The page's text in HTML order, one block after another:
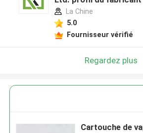
La Chine
5.0
Fournisseur vérifié
Regardez plus
Cartouche de